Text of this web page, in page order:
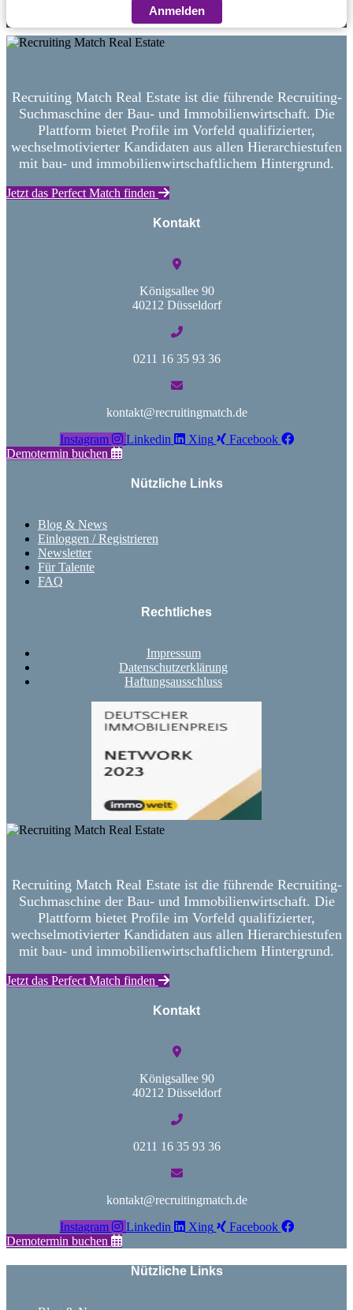
Anmelden
Recruiting Match Real Estate ist die führende Recruiting-
Suchmaschine der Bau- und Immobilienwirtschaft. Die
Plattform bietet Profile im Vorfeld qualifizierter,
wechselmotivierter Kandidaten aus allen Hierarchiestufen
mit bau- und immobilienwirtschaftlichem Hintergrund.
Jetzt das Perfect Match finden
Kontakt
Königsallee 90
40212 Düsseldorf
0211 16 35 93 36
kontakt@recruitingmatch.de
Instagram
Linkedin Xing
Facebook
Demotermin buchen
Nützliche Links
Blog & News
Einloggen / Registrieren
Newsletter
Für Talente
FAQ
Rechtliches
Impressum
Datenschutzerklärung
Haftungsausschluss
Recruiting Match Real Estate ist die führende Recruiting-
Suchmaschine der Bau- und Immobilienwirtschaft. Die
Plattform bietet Profile im Vorfeld qualifizierter,
wechselmotivierter Kandidaten aus allen Hierarchiestufen
mit bau- und immobilienwirtschaftlichem Hintergrund.
Jetzt das Perfect Match finden
Kontakt
Königsallee 90
40212 Düsseldorf
0211 16 35 93 36
kontakt@recruitingmatch.de
Instagram
Linkedin Xing
Facebook
Demotermin buchen
Nützliche Links